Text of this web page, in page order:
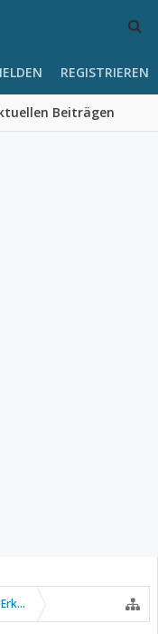
Beiträgen
REGISTRIEREN